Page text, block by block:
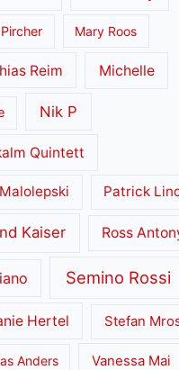
Mary Roos
Reim Michelle
Nik P
Quintett
Patrick
Kaiser Ross
Semino Rossi
Hertel Stefan
Anders Vanessa Mai